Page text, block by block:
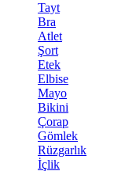
Tayt
Bra
Atlet
Şort
Etek
Elbise
Mayo
Bikini
Çorap
Gömlek
Rüzgarlık
İçlik